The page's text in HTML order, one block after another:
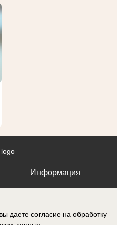
Информация
даете согласие на обработку